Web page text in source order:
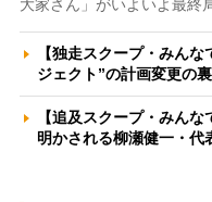
大家さん」がいよいよ最終
【独走スクープ・みん
ジェクト”の計画変更の
【追及スクープ・みん
明かされる柳瀬健一・